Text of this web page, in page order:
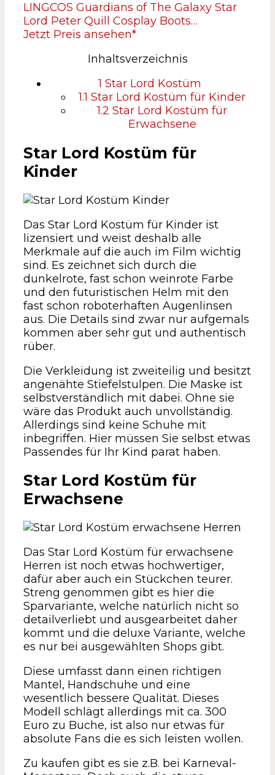
LINGCOS Guardians of The Galaxy Star
Lord Peter Quill Cosplay Boots…
Jetzt Preis ansehen*
Inhaltsverzeichnis
1 Star Lord Kostüm
1.1 Star Lord Kostüm für Kinder
1.2 Star Lord Kostüm für
Erwachsene
Star Lord Kostüm für
Kinder
Das Star Lord Kostüm für Kinder ist
lizensiert und weist deshalb alle
Merkmale auf die auch im Film wichtig
sind. Es zeichnet sich durch die
dunkelrote, fast schon weinrote Farbe
und den futuristischen Helm mit den
fast schon roboterhaften Augenlinsen
aus. Die Details sind zwar nur aufgemals
kommen aber sehr gut und authentisch
rüber.
Die Verkleidung ist zweiteilig und besitzt
angenähte Stiefelstulpen. Die Maske ist
selbstverständlich mit dabei. Ohne sie
wäre das Produkt auch unvollständig.
Allerdings sind keine Schuhe mit
inbegriffen. Hier müssen Sie selbst etwas
Passendes für Ihr Kind parat haben.
Star Lord Kostüm für
Erwachsene
Das Star Lord Kostüm für erwachsene
Herren ist noch etwas hochwertiger,
dafür aber auch ein Stückchen teurer.
Streng genommen gibt es hier die
Sparvariante, welche natürlich nicht so
detailverliebt und ausgearbeitet daher
kommt und die deluxe Variante, welche
es nur bei ausgewählten Shops gibt.
Diese umfasst dann einen richtigen
Mantel, Handschuhe und eine
wesentlich bessere Qualität. Dieses
Modell schlägt allerdings mit ca. 300
Euro zu Buche, ist also nur etwas für
absolute Fans die es sich leisten wollen.
Zu kaufen gibt es sie z.B. bei Karneval-